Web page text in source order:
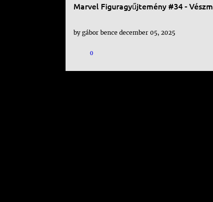
Marvel Figuragyűjtemény #34 -
by gábor bence december 05, 2025
0